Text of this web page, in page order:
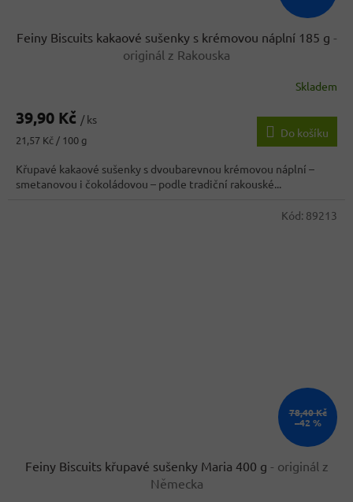
Feiny Biscuits kakaové sušenky s krémovou náplní 185 g -
originál z Rakouska
Skladem
39,90 Kč / ks
Měrná
21,57 Kč / 100 g
Do košíku
Křupavé kakaové sušenky s dvoubarevnou krémovou náplní –
smetanovou i čokoládovou – podle tradiční rakouské...
78,40 Kč
–42 %
Feiny Biscuits křupavé sušenky Maria 400 g - originál z
Německa
Kód: 89213